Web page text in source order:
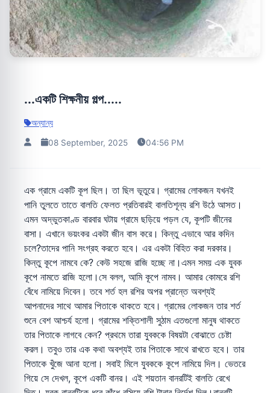
...একটি শিক্ষনীয় গল্প.....
অন্যান্য
08 September, 2025 04:56 PM
এক গ্রামে একটি কূপ ছিল। তা ছিল ভূতুরে। গ্রামের লোকজন যখনই
পানি তুলতে তাতে বালতি ফেলত প্রতিবারই বালতিশূন্য রশি উঠে আসত।
এমন অদ্ভুতকাণ্ড বারবার ঘটায় গ্রামে ছড়িয়ে পড়ল যে, কূপটি জীনের
বাসা। এখানে ভয়ংকর একটা জীন বাস করে। কিন্তু এভাবে আর কদিন
চলে?তাদের পানি সংগ্রহ করতে হবে। এর একটা বিহিত করা দরকার।
কিন্তু কূপে নামবে কে? কেউ সহজে রাজি হচ্ছে না।এমন সময় এক যুবক
কূপে নামতে রাজি হলো।সে বলল, আমি কূপে নামব। আমার কোমরে রশি
বেঁধে নামিয়ে দিবেন। তবে শর্ত হল রশির অপর প্রান্তে অবশ্যই
আপনাদের সাথে আমার পিতাকে থাকতে হবে। গ্রামের লোকজন তার শর্ত
শুনে বেশ আশ্চর্য হলো। গ্রামের শক্তিশালী সুঠাম এতগুলো মানুষ থাকতে
তার পিতাকে লাগবে কেন? প্রথমে তারা যুবককে বিষয়টা বোঝাতে চেষ্টা
করল। তবুও তার এক কথা অবশ্যই তার পিতাকে সাথে রাখতে হবে। তার
পিতাকে খুঁজে আনা হলো। সবাই মিলে যুবককে কূপে নামিয়ে দিল। ভেতরে
গিয়ে সে দেখল, কূপে একটি বানর। এই শয়তান বানরটিই বালতি রেখে